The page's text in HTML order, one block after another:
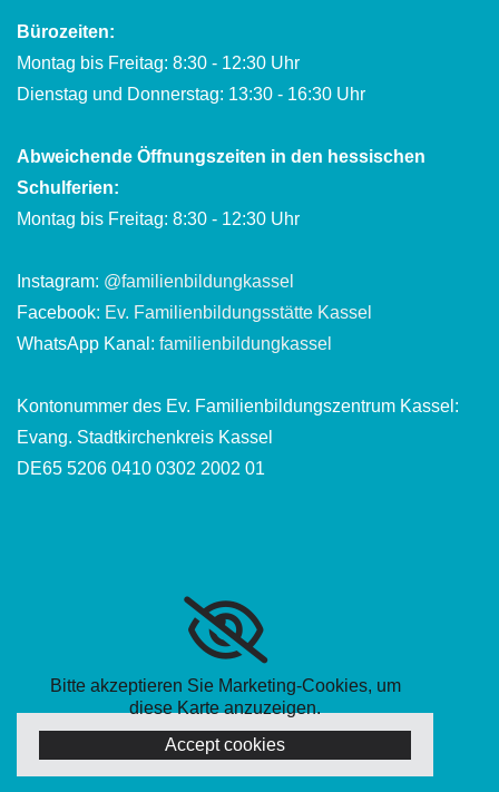
Bürozeiten:
Montag bis Freitag: 8:30 - 12:30 Uhr
Dienstag und Donnerstag: 13:30 - 16:30 Uhr
Abweichende Öffnungszeiten in den hessischen
Schulferien:
Montag bis Freitag: 8:30 - 12:30 Uhr
Instagram: @familienbildungkassel
Facebook: Ev. Familienbildungsstätte Kassel
WhatsApp Kanal: familienbildungkassel
Kontonummer des Ev. Familienbildungszentrum Kassel:
Evang. Stadtkirchenkreis Kassel
DE65 5206 0410 0302 2002 01
Bitte akzeptieren Sie Marketing-Cookies, um
diese Karte anzuzeigen.
Accept cookies